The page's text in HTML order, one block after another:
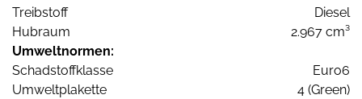
Treibstoff
Diesel
Hubraum
2.967 cm³
Umweltnormen:
Schadstoffklasse
Euro6
Umweltplakette
4 (Green)